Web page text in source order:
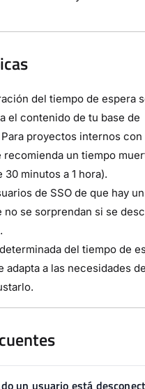
del tiempo de espera
el contenido de tu base de
proyectos internos
un tiempo
30 minutos a 1 hora).
de SSO de que hay
no se sorprendan si se
del tiempo de
adapta a las necesidades
un usuario está